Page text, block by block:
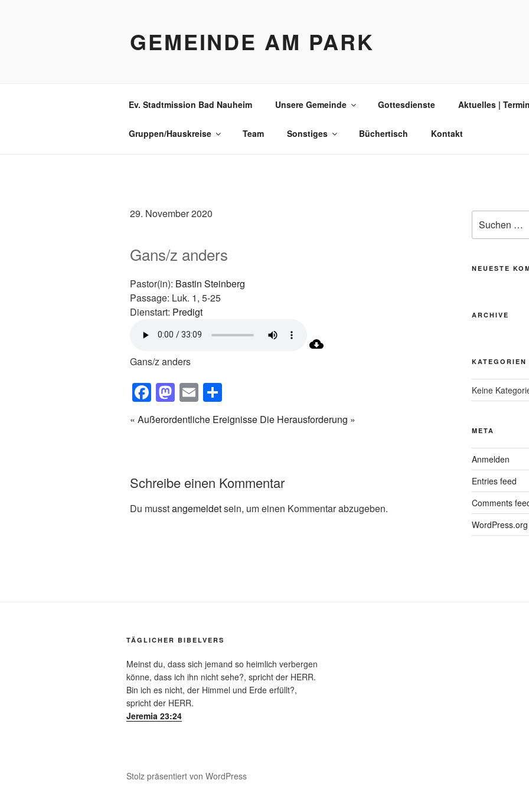
GEMEINDE AM PARK
Ev. Stadtmission Bad Nauheim Unsere Gemeinde Gottesdienste Aktuelles |
Gruppen/Hauskreise Team Sonstiges Büchertisch Kontakt
29. November 2020
Gans/z anders
Pastor(in): Bastin Steinberg
Passage: Luk. 1, 5-25
Dienstart: Predigt
Gans/z anders
F
a
c
o
o
M
a
st
o
n
E
m
ail
eil
e
« Außerordentliche Ereignisse Die Herausforderung »
Schreibe einen Kommentar
Du musstangemeldetsein, um einen Kommentar abzugeben.
nach:
NEUESTE
ARCHIVE
KATEGORIEN
Keine
META
Anmelden
Entries feed
Comments
WordPress.org
TÄGLICHER BIBELVERS
Meinst du, dass sich jemand so heimlich verbergen
könne, dass ich ihn nicht sehe?, spricht der HERR.
Bin ich es nicht, der Himmel und Erde erfüllt?,
spricht der HERR.
Jeremia 23:24
Stolz präsentiert von WordPress